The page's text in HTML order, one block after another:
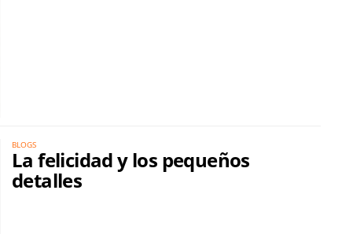
BLOGS
La felicidad y los pequeños
detalles